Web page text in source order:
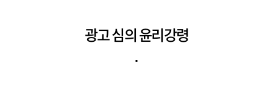
광고 심의 윤리강령